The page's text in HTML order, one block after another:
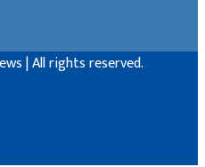
| All rights reserved.